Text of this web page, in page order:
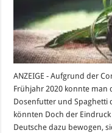
ANZEIGE - Aufgrund der
Frühjahr 2020 konnte man
Dosenfutter und Spaghetti
könnten Doch der
Deutsche dazu bewogen,